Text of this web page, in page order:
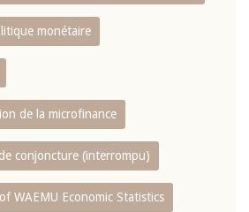
monétaire
de la microfinance
conjoncture (interrompu)
WAEMU Economic Statistics